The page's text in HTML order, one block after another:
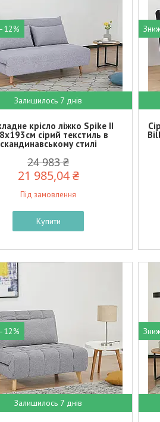
Залишилось 7 днів
крісло ліжко Spike II
сірий текстиль в
скандинавському стилі
24 983 ₴
21 985,04 ₴
Під замовлення
Купити
Залишилось 7 днів